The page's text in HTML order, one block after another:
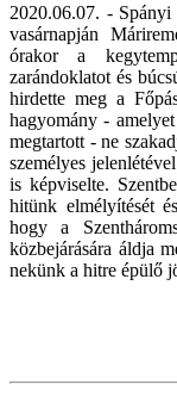
2020.06.07. - Spányi
vasárnapján
órakor a
zarándoklatot és
hirdette meg a
hagyomány -
megtartott - ne
személyes
is képviselte.
hitünk elmélyítését
hogy a
közbejárására áldja
nekünk a hitre épülő